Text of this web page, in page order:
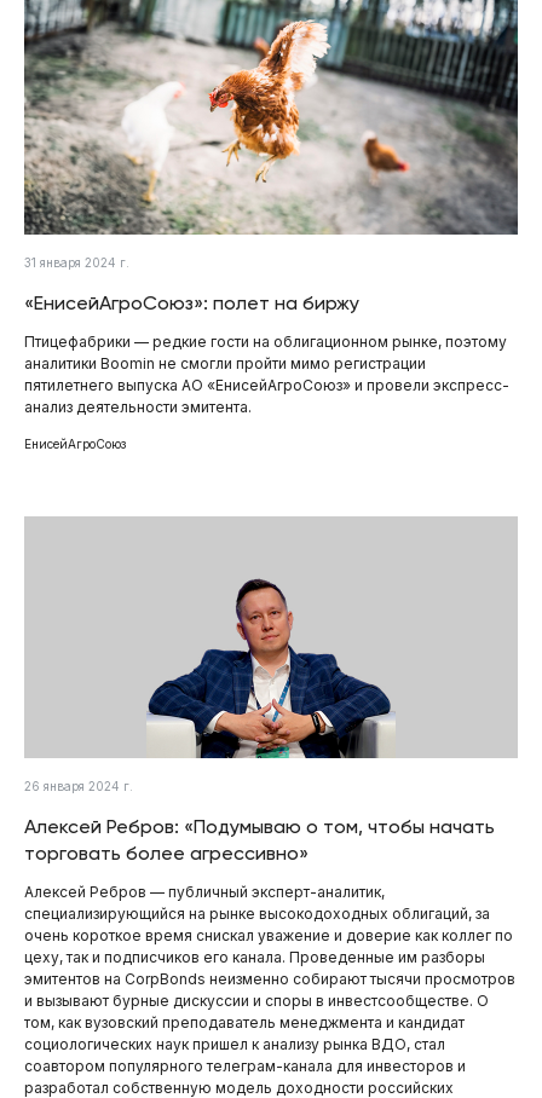
31 января 2024 г.
«ЕнисейАгроСоюз»: полет на биржу
Птицефабрики — редкие гости на облигационном рынке, поэтому
аналитики Boomin не смогли пройти мимо регистрации
пятилетнего выпуска АО «ЕнисейАгроСоюз» и провели экспресс-
анализ деятельности эмитента.
ЕнисейАгроСоюз
26 января 2024 г.
Алексей Ребров: «Подумываю о том, чтобы начать
торговать более агрессивно»
Алексей Ребров — публичный эксперт-аналитик,
специализирующийся на рынке высокодоходных облигаций, за
очень короткое время снискал уважение и доверие как коллег по
цеху, так и подписчиков его канала. Проведенные им разборы
эмитентов на CorpBonds неизменно собирают тысячи просмотров
и вызывают бурные дискуссии и споры в инвестсообществе. О
том, как вузовский преподаватель менеджмента и кандидат
социологических наук пришел к анализу рынка ВДО, стал
соавтором популярного телеграм-канала для инвесторов и
разработал собственную модель доходности российских